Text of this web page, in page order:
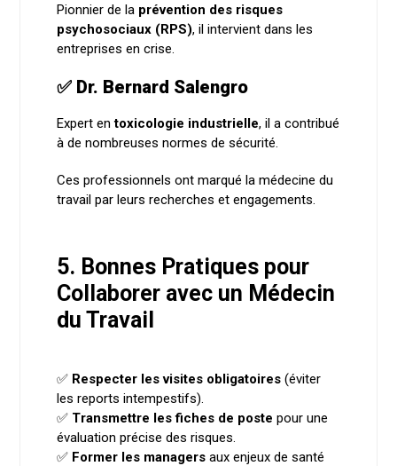
Pionnier de la prévention des risques
psychosociaux (RPS), il intervient dans les
entreprises en crise.
✅ Dr. Bernard Salengro
Expert entoxicologie industrielle, il a contribué
à de nombreuses normes de sécurité.
Ces professionnels ont marqué la médecine du
travail par leurs recherches et engagements.
5. Bonnes Pratiques pour
Collaborer avec un Médecin
du Travail
✅ Respecter les visites obligatoires(éviter
les reports intempestifs).
✅ Transmettre les fiches de poste pour une
évaluation précise des risques.
✅ Former les managersaux enjeux de santé